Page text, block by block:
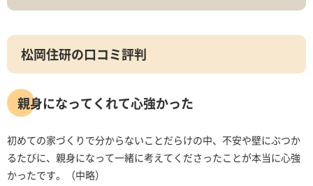
松岡住研の口コミ評判
親身になってくれて心強かった
初めての家づくりで分からないことだらけの中、不安や壁にぶつか
るたびに、親身になって一緒に考えてくださったことが本当に心強
かったです。（中略）